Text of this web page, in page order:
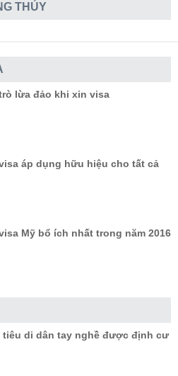
THỦY
lừa đảo khi xin visa
áp dụng hữu hiệu cho tất cả
Mỹ bổ ích nhất trong năm 2016
tiêu di dân tay nghề được định cư